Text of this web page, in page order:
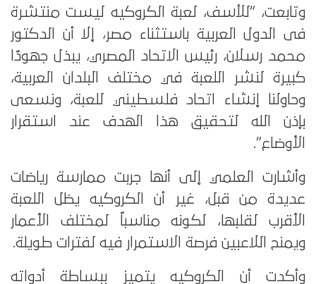
وتابعت، “للأسف، لعبة الكروكيه ليست منتشرة
فى الدول العربية باستثناء مصر، إلا أن الدكتور
محمد رسلان، رئيس الاتحاد المصري، يبذل جهودًا
كبيرة لنشر اللعبة في مختلف البلدان العربية،
وحاولنا إنشاء اتحاد فلسطيني للعبة، ونسعى
بإذن الله لتحقيق هذا الهدف عند استقرار
الأوضاع”.
وأشارت العلمي إلى أنها جربت ممارسة رياضات
عديدة من قبل، غير أن الكروكيه يظل اللعبة
الأقرب لقلبها، لكونه مناسباً لمختلف الأعمار
ويمنح اللاعبين فرصة الاستمرار فيه لفترات طويلة.
وأكدت أن الكروكيه يتميز ببساطة أدواته